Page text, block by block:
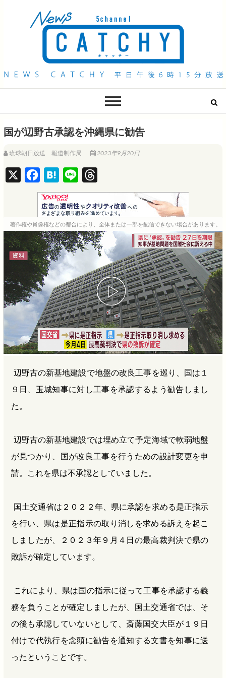
QAB NEWS Headline
国が辺野古承認を沖縄県に勧告
琉球朝日放送 報道制作局 2023年9月20日
a
c
e
b
o
o
k
H
a
t
e
n
a
i
n
e
h
r
e
a
d
s
著作権や肖像権などの都合により、全体または一部を配信できない場合があります。
辺野古の新基地建設で地盤の改良工事を巡り、国は１
９日、玉城知事に対し工事を承認するよう勧告しまし
た。
辺野古の新基地建設では埋め立て予定海域で軟弱地盤
が見つかり、国が改良工事を行うための設計変更を申
請。これを県は不承認としていました。
国土交通省は２０２２年、県に承認を求める是正指示
を行い、県は是正指示の取り消しを求める訴えを起こ
しましたが、２０２３年９月４日の最高裁判決で県の
敗訴が確定しています。
これにより、県は国の指示に従って工事を承認する義
務を負うことが確定しましたが、国土交通省では、そ
の後も承認していないとして、斎藤国交大臣が１９日
付けで代執行を念頭に勧告を通知する文書を知事に送
ったということです。